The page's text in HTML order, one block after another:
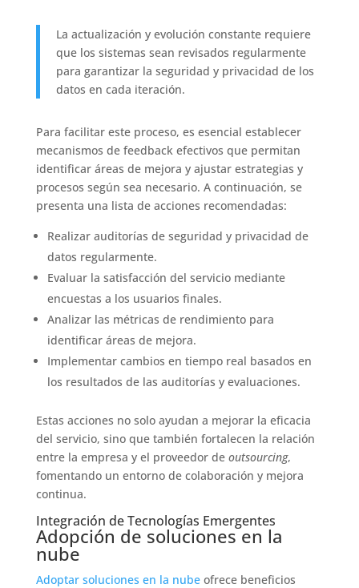
La actualización y evolución constante requiere
que los sistemas sean revisados regularmente
para garantizar la seguridad y privacidad de los
datos en cada iteración.
Para facilitar este proceso, es esencial establecer
mecanismos de feedback efectivos que permitan
identificar áreas de mejora y ajustar estrategias y
procesos según sea necesario. A continuación, se
presenta una lista de acciones recomendadas:
Realizar auditorías de seguridad y privacidad de
datos regularmente.
Evaluar la satisfacción del servicio mediante
encuestas a los usuarios finales.
Analizar las métricas de rendimiento para
identificar áreas de mejora.
Implementar cambios en tiempo real basados en
los resultados de las auditorías y evaluaciones.
Estas acciones no solo ayudan a mejorar la eficacia
del servicio, sino que también fortalecen la relación
entre la empresa y el proveedor de outsourcing,
fomentando un entorno de colaboración y mejora
continua.
Integración de Tecnologías Emergentes
Adopción de soluciones en la
nube
Adoptar soluciones en la nubeofrece beneficios